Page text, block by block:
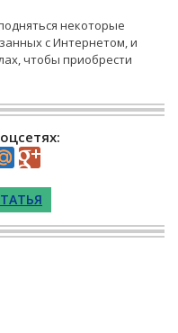
некоторые
с Интернетом, и
чтобы приобрести